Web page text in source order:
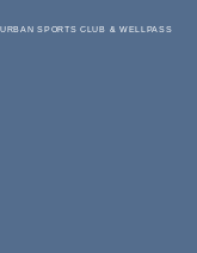
URBAN SPORTS CLUB & WELLPASS